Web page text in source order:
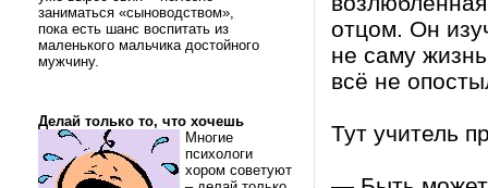
заниматься «сыноводством»,
пока есть шанс воспитать из
маленького мальчика достойного
мужчину.
Делай только то, что хочешь
Многие
психологи
хором советуют
отцом. Он
не саму
всё не
Тут учитель